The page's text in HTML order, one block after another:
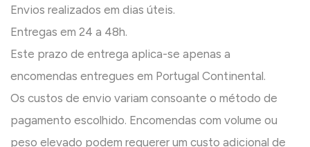
Envios realizados em dias úteis.
Entregas em 24 a 48h.
Este prazo de entrega aplica-se apenas a
encomendas entregues em Portugal Continental.
Os custos de envio variam consoante o método de
pagamento escolhido. Encomendas com volume ou
peso elevado podem requerer um custo adicional de